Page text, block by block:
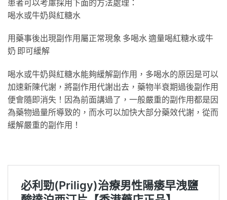
患者可以考慮採用下面的方法處理：
喝水或牛奶與紅糖水
用藥事後出現副作用屬正常現象 多喝水 適量喝紅糖水或牛
奶 即可緩解
喝水或牛奶與紅糖水能夠緩解副作用，多喝水的原因是可以
加速新陳代謝，將副作用代謝出去，藥物半衰期過後副作用
便會隨即消失！因為前面講過了，一般嚴重的副作用都是因
為藥物過量所導致的，而水可以加快大部分藥效代謝，從而
緩解嚴重的副作用！